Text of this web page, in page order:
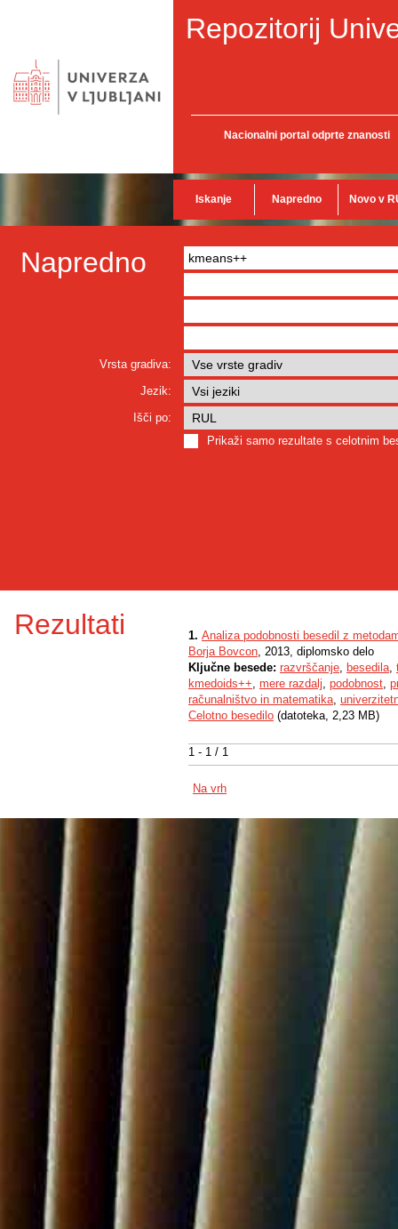
Repozitorij
Nacionalni portal odprte znanosti
Iskanje Napredno Novo v
Napredno
Vrsta gradiva:
Jezik:
Išči po:
Prikaži samo rezultate s celotnim
Rezultati
1 - 1 / 1
1. Analiza podobnosti besedil z
Borja Bovcon, 2013, diplomsko delo
Ključne besede: razvrščanje, besedila,
kmedoids++, mere razdalj, podobnost,
računalništvo in matematika,
Celotno besedilo (datoteka, 2,23 MB)
Na vrh